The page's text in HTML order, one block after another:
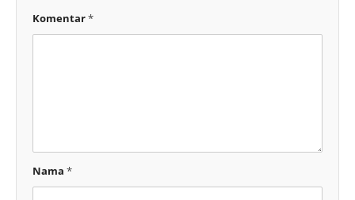
Komentar*
Nama *